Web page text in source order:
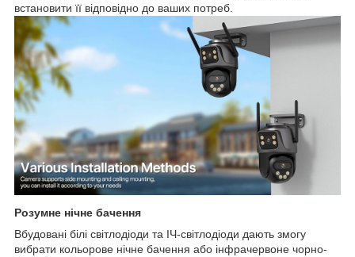
встановити її відповідно до ваших потреб.
Розумне нічне бачення
Вбудовані білі світлодіоди та ІЧ-світлодіоди дають змогу
вибрати кольорове нічне бачення або інфрачервоне чорно-